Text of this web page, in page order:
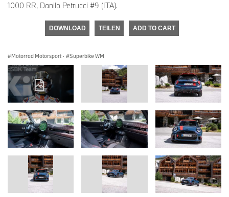
1000 RR, Danilo Petrucci #9 (ITA).
DOWNLOAD TEILEN ADD TO CART
Motorrad Motorsport · Superbike WM